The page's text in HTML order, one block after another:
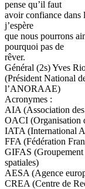
pense qu’il faut
avoir confiance dans
j’espère
que nous pourrons
pourquoi pas de
rêver.
Général (2s) Yves
(Président National
l’ANORAAE)
Acronymes :
AIA (Association
OACI (Organisation
IATA (International
FFA (Fédération
GIFAS (Groupement
spatiales)
AESA (Agence
CREA (Centre de